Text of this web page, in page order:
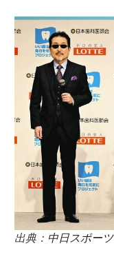
出典： 中日スポーツ